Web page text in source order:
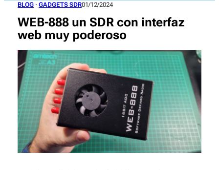
BLOG · GADGETS SDR01/12/2024
WEB-888 un SDR con interfaz
web muy poderoso